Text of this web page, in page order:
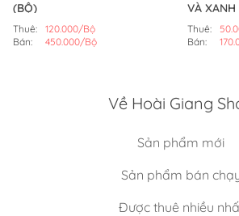
(BỘ)
Thuê:
120.000/Bộ
Bán:
450.000/Bộ
VÀ
Thuê:
Bán:
Về Hoài Giang
Sản phẩm mới
Sản phẩm bán
Được thuê nhiều